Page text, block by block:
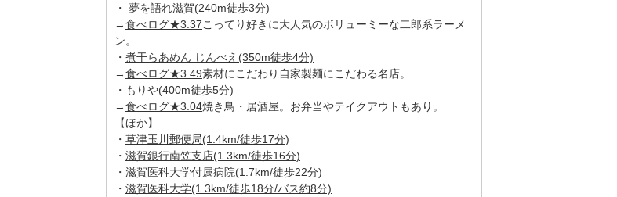
・ 夢を語れ滋賀(240m徒歩3分)
→食べログ★3.37こってり好きに大人気のボリューミーな二郎系ラーメ
ン。
・ 煮干らあめん じんべえ(350m徒歩4分)
→食べログ★3.49素材にこだわり自家製麺にこだわる名店。
・ もりや(400m徒歩5分)
→食べログ★3.04焼き鳥・居酒屋。お弁当やテイクアウトもあり。
【ほか】
・ 草津玉川郵便局(1.4km/徒歩17分)
・ 滋賀銀行南笠支店(1.3km/徒歩16分)
・ 滋賀医科大学付属病院(1.7km/徒歩22分)
・ 滋賀医科大学(1.3km/徒歩18分/バス約8分)